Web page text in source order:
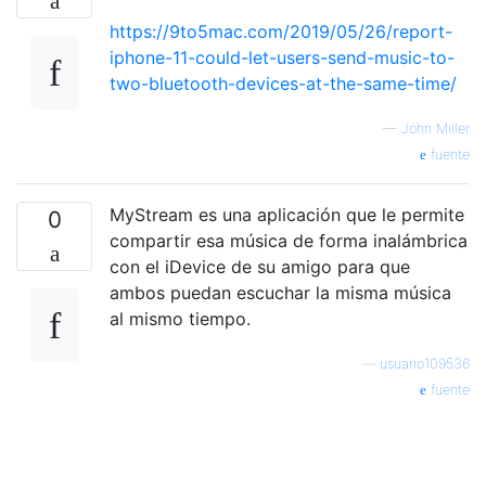
https://9to5mac.com/2019/05/26/report-
iphone-11-could-let-users-send-music-to-
two-bluetooth-devices-at-the-same-time/
— John Miller
fuente
0
MyStream es una aplicación que le permite
compartir esa música de forma inalámbrica
con el iDevice de su amigo para que
ambos puedan escuchar la misma música
al mismo tiempo.
usuario109536
fuente